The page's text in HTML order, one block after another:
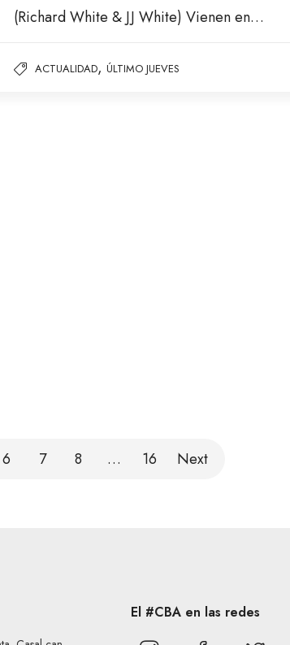
(Richard White & JJ White) Vienen en…
ACTUALIDAD, ÚLTIMO JUEVES
6 7 8 … 16 Next
El #CBA en las redes